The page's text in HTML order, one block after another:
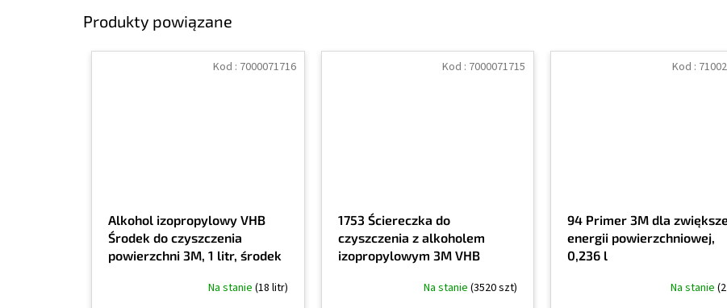
Produkty powiązane
Alkohol izopropylowy VHB
Środek do czyszczenia
powierzchni 3M, 1 litr, środek
Na stanie (18 litr)
Kod : 7000071716
1753 Ściereczka do
czyszczenia z alkoholem
izopropylowym 3M VHB
Na stanie (3520 szt)
Kod : 7000071715
94 Primer 3M dla
energii powierzchniowej,
0,236 l
Na stanie
Kod :